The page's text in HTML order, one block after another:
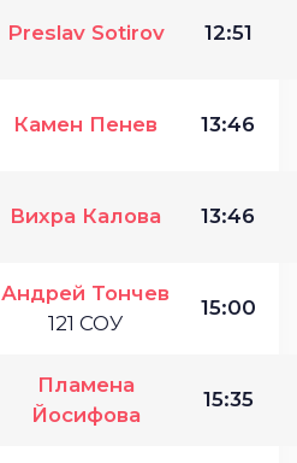
Preslav Sotirov 12:51
Камен Пенев 13:46
Вихра Калова 13:46
Андрей Тончев
121 СОУ
15:00
Пламена
Йосифова
15:35